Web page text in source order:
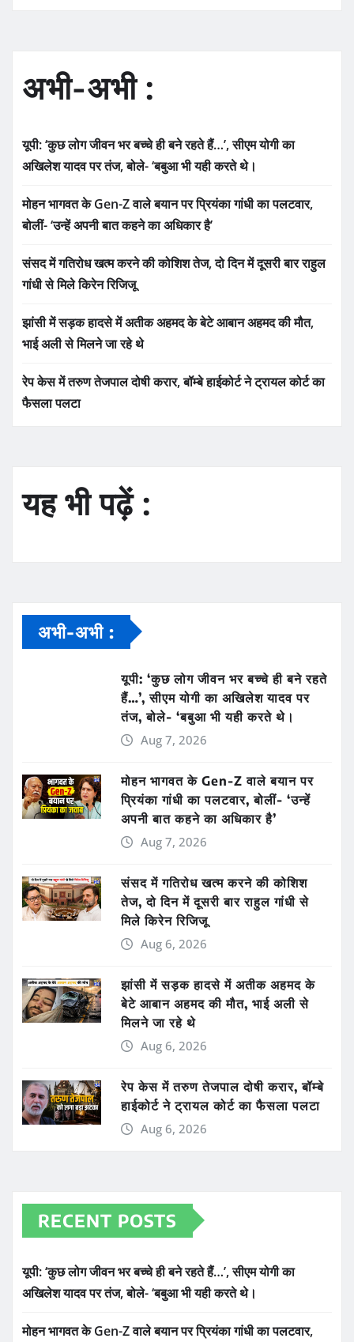
अभी-अभी :
यूपी: ‘कुछ लोग जीवन भर बच्चे ही बने रहते हैं…’, सीएम योगी का
अखिलेश यादव पर तंज, बोले- ‘बबुआ भी यही करते थे।
मोहन भागवत के Gen-Z वाले बयान पर प्रियंका गांधी का पलटवार,
बोलीं- ‘उन्हें अपनी बात कहने का अधिकार है’
संसद में गतिरोध खत्म करने की कोशिश तेज, दो दिन में दूसरी बार राहुल
गांधी से मिले किरेन रिजिजू
झांसी में सड़क हादसे में अतीक अहमद के बेटे आबान अहमद की मौत,
भाई अली से मिलने जा रहे थे
रेप केस में तरुण तेजपाल दोषी करार, बॉम्बे हाईकोर्ट ने ट्रायल कोर्ट का
फैसला पलटा
यह भी पढ़ें :
अभी-अभी :
यूपी: ‘कुछ लोग जीवन भर बच्चे ही बने रहते
हैं…’, सीएम योगी का अखिलेश यादव पर
तंज, बोले- ‘बबुआ भी यही करते थे।
Aug 7, 2026
मोहन भागवत के Gen-Z वाले बयान पर
प्रियंका गांधी का पलटवार, बोलीं- ‘उन्हें
अपनी बात कहने का अधिकार है’
Aug 7, 2026
संसद में गतिरोध खत्म करने की कोशिश
तेज, दो दिन में दूसरी बार राहुल गांधी से
मिले किरेन रिजिजू
Aug 6, 2026
झांसी में सड़क हादसे में अतीक अहमद के
बेटे आबान अहमद की मौत, भाई अली से
मिलने जा रहे थे
Aug 6, 2026
रेप केस में तरुण तेजपाल दोषी करार, बॉम्बे
हाईकोर्ट ने ट्रायल कोर्ट का फैसला पलटा
Aug 6, 2026
RECENT POSTS
यूपी: ‘कुछ लोग जीवन भर बच्चे ही बने रहते हैं…’, सीएम योगी का
अखिलेश यादव पर तंज, बोले- ‘बबुआ भी यही करते थे।
मोहन भागवत के Gen-Z वाले बयान पर प्रियंका गांधी का पलटवार,